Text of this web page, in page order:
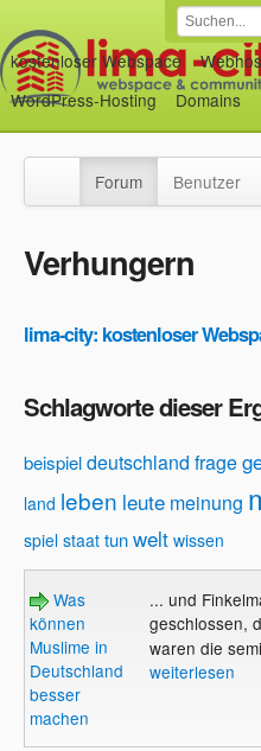
kostenloser Webspace
WordPress-Hosting
Domains
Forum Benutzer
Verhungern
lima-city: kostenloser
Schlagworte dieser
beispieldeutschland frage
land leben leute meinung
spiel staat tunwelt wissen
Was
können
Muslime in
Deutschland
besser
machen
... und
geschlossen,
waren die
weiterlesen